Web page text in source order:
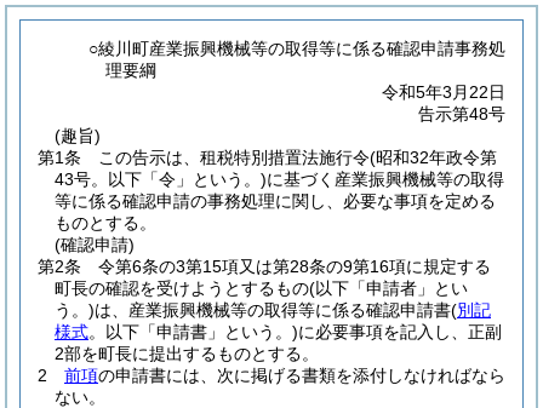
○綾川町産業振興機械等の取得等に係る確認申請事務処
理要綱
令和5年3月22日
告示第48号
(趣旨)
第1条
この告示は、租税特別措置法施行令(昭和32年政令第
43号。以下「令」という。)に基づく産業振興機械等の取得
等に係る確認申請の事務処理に関し、必要な事項を定める
ものとする。
(確認申請)
第2条
令第6条の3第15項又は第28条の9第16項に規定する
町長の確認を受けようとするもの(以下「申請者」とい
う。)は、産業振興機械等の取得等に係る確認申請書(別記
様式。以下「申請書」という。)に必要事項を記入し、正副
2部を町長に提出するものとする。
2
前項の申請書には、次に掲げる書類を添付しなければなら
ない。